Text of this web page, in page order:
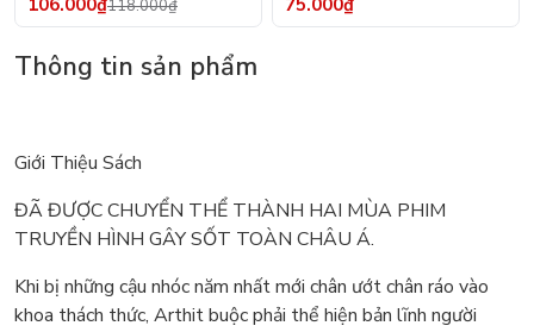
106.000₫118.000₫ 75.000₫
Thông tin sản phẩm
Giới Thiệu Sách
ĐÃ ĐƯỢC CHUYỂN THỂ THÀNH HAI MÙA PHIM
TRUYỀN HÌNH GÂY SỐT TOÀN CHÂU Á.
Khi bị những cậu nhóc năm nhất mới chân ướt chân ráo vào
khoa thách thức, Arthit buộc phải thể hiện bản lĩnh người